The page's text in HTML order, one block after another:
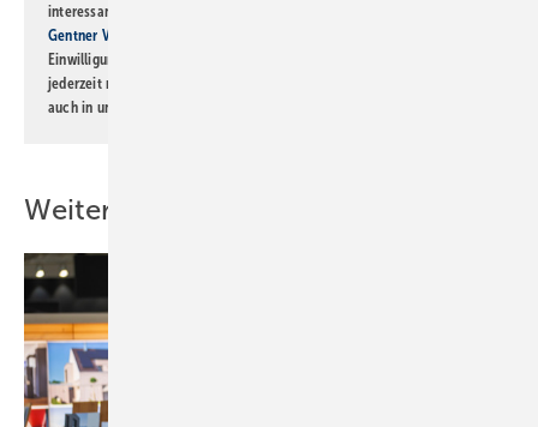
interessante Verlags- und Online-Angebote
Gentner Verlag GmbH & Co. KG
Einwilligung kann ich jederzeit widerrufen und eine Abmeldung ist
jederzeit möglich. Informationen zum Umgang mit Daten finden Sie
auch in unserer
Weitere Inhalte